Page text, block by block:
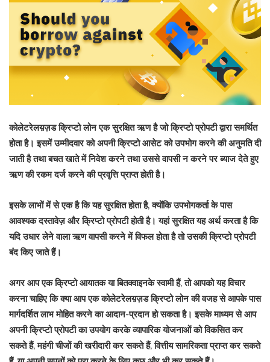
कोलेटरेलय़ज़ड क्रिप्टो लोनएक सुरक्षित ऋण है जो क्रिप्टो प्रोपटी द्वारा समर्थित
होता है। इसमें उम्मीदवार को अपनी क्रिप्टो आसेट को उपभोग करने की अनुमति दी
जाती है तथा बचत खाते में निवेश करने तथा उससे वापसी न करने पर ब्याज देते हुए
ऋण की रकम दर्ज करने की प्रवृत्ति प्राप्त होती है।
इसके लाभों में से एक है कि यह सुरक्षित होता है, क्योंकि उपभोगकर्ता के पास
आवश्यक दस्तावेज़ और क्रिप्टो प्रोपटी होती है। यहांसुरक्षितयह अर्थ करता है कि
यदि उधार लेने वाला ऋण वापसी करने में विफल होता है तो उसकी क्रिप्टो प्रोपटी
बंद किए जाते हैं।
अगर आप एकक्रिप्टोआयातक या बितक्वाइनके स्वामी हैं, तो आपको यह विचार
करना चाहिए कि क्या आप एककोलेटरेलय़ज़ड क्रिप्टो लोनकी वजह से आपके पास
मार्गदर्शित लाभ मोहित करने का आदान-प्रदान हो सकता है। इसके माध्यम से आप
अपनी क्रिप्टो प्रोपटी का उपयोग करके व्यापारिक योजनाओं को विकसित कर
सकते हैं, महंगी चीजों की खरीदारी कर सकते हैं, वित्तीय सामरिकता प्राप्त कर सकते